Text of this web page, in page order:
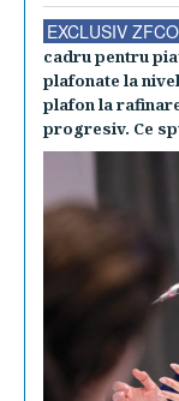
EXCLUSIV
cadru pentru
plafonate la
plafon la
progresiv. Ce